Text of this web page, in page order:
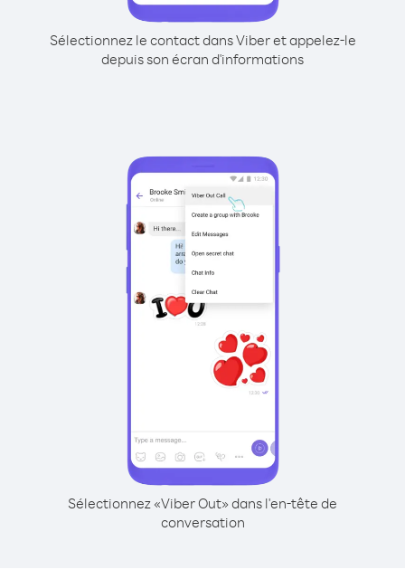
Sélectionnez le contact dans Viber et appelez-le
depuis son écran d'informations
Sélectionnez «Viber Out» dans l'en-tête de
conversation